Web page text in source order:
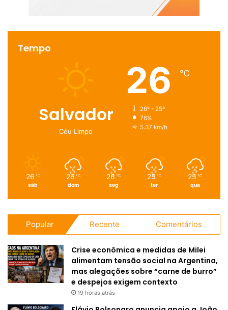
Tempo
Salvador
Céu Limpo
26 ℃
26º - 25º
76%
5.37 km/h
26 ℃
sáb
26 ℃
dom
26 ℃
seg
25 ℃
ter
25 ℃
qua
Popular Recente Comentários
Crise econômica e medidas de Milei
alimentam tensão social na Argentina,
mas alegações sobre “carne de burro”
e despejos exigem contexto
19 horas atrás